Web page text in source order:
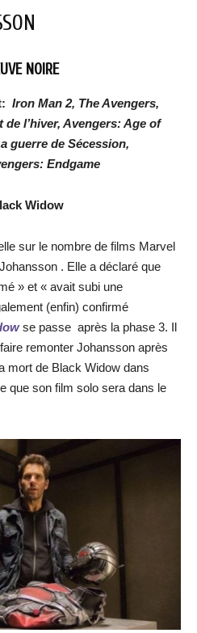
NOIRE
Iron Man 2, The Avengers,
l’hiver, Avengers: Age of
guerre de Sécession,
Endgame
Widow
sur le nombre de films Marvel
. Elle a déclaré que
» et « avait subi une
(enfin) confirmé
se passe après la phase 3. Il
remonter Johansson après
mort de Black Widow dans
que son film solo sera dans le